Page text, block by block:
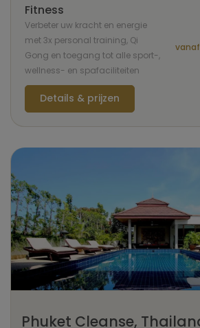
Fitness
Verbeter uw kracht en energie
met 3x personal training, Qi
Gong en toegang tot alle sport-,
wellness- en spafaciliteiten
Details & prijzen
Phuket Cleanse,